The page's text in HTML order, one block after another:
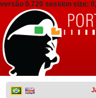
versão 0.720 session size: